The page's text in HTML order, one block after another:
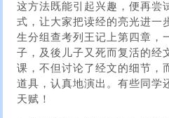
这方法既能引起兴趣，便再尝
式，让大家把读经的亮光进一
生分组查考列王记上第四章，
子，及後儿子又死而复活的经
课，不但讨论了经文的细节，
道具，认真地演出。有些同学
天赋！